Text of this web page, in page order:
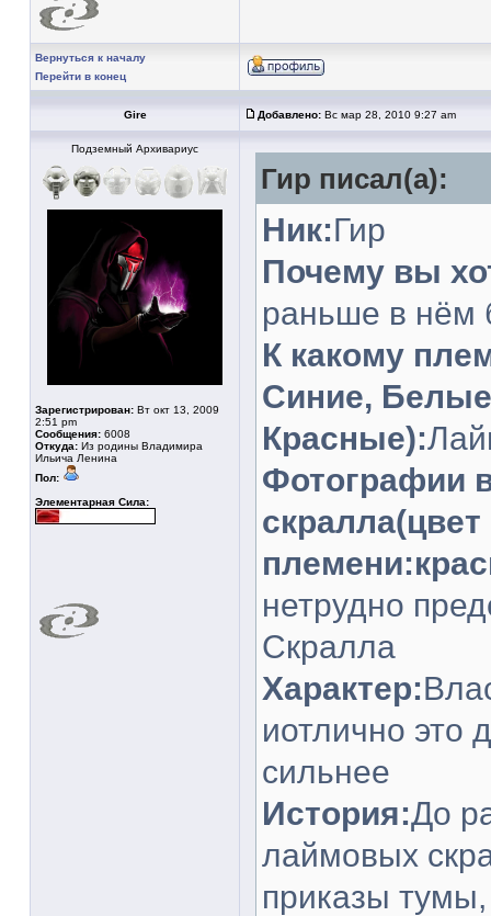
Вернуться к началу
Перейти в конец
Gire Добавлено: Вс мар 28, 2010 9:27 am
Подземный Архивариус
Зарегистрирован: Вт окт 13, 2009
2:51 pm
Сообщения: 6008
Откуда: Из родины Владимира
Ильича Ленина
Пол:
Элементарная Сила:
Гир писал(а):
Ник:Гир
Почему вы
раньше в нём
К какому
Синие,
Красные):
Фотографии
нетрудно
Скралла
Характер:
иотлично это
сильнее
История:До
лаймовых
приказы